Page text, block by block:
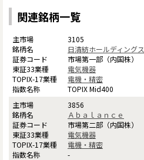
関連銘柄一覧
3105
日清紡ホールディングス
市場第一部（内国株）
電気機器
電機・精密
TOPIX Mid400
3856
Ａｂａｌａｎｃｅ
市場第二部（内国株）
電気機器
電機・精密
-